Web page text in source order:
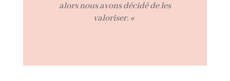
alors nous avons décidé de les
valoriser. «